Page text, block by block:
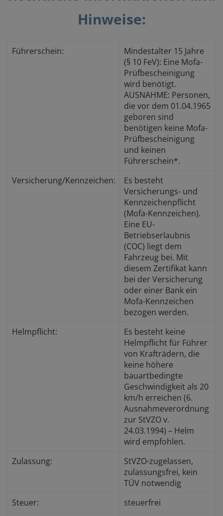
Hinweise:
Führerschein:
Mindestalter 15 Jahre
(§ 10 FeV): Eine Mofa-
Prüfbescheinigung
wird benötigt.
AUSNAHME: Personen,
die vor dem 01.04.1965
geboren sind
benötigen keine Mofa-
Prüfbescheinigung
und keinen
Führerschein*.
Versicherung/Kennzeichen:
Es besteht
Versicherungs- und
Kennzeichenpflicht
(Mofa-Kennzeichen).
Eine EU-
Betriebserlaubnis
(COC) liegt dem
Fahrzeug bei. Mit
diesem Zertifikat kann
bei der Versicherung
oder einer Bank ein
Mofa-Kennzeichen
bezogen werden.
Helmpflicht:
Es besteht keine
Helmpflicht für Führer
von Krafträdern, die
keine höhere
bauartbedingte
Geschwindigkeit als 20
km/h erreichen (6.
Ausnahmeverordnung
zur StVZO v.
24.03.1994) – Helm
wird empfohlen.
Zulassung:
StVZO-zugelassen,
zulassungsfrei, kein
TÜV notwendig
Steuer:
steuerfrei